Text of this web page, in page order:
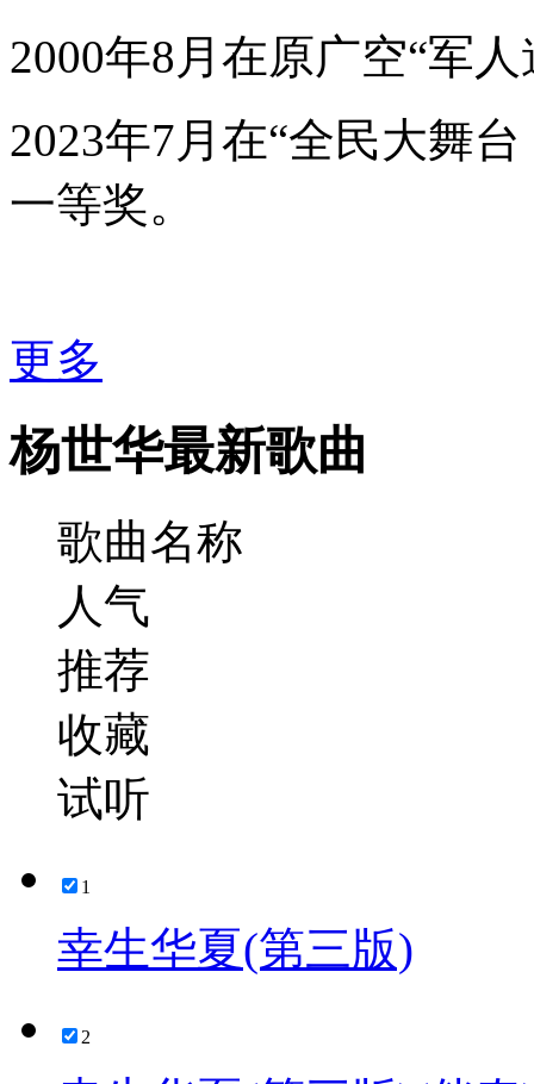
2000年8月在原广空“军
2023年7月在“全民大舞
一等奖。
更多
杨世华最新歌曲
歌曲名称
人气
推荐
收藏
试听
1
幸生华夏(第三版)
2